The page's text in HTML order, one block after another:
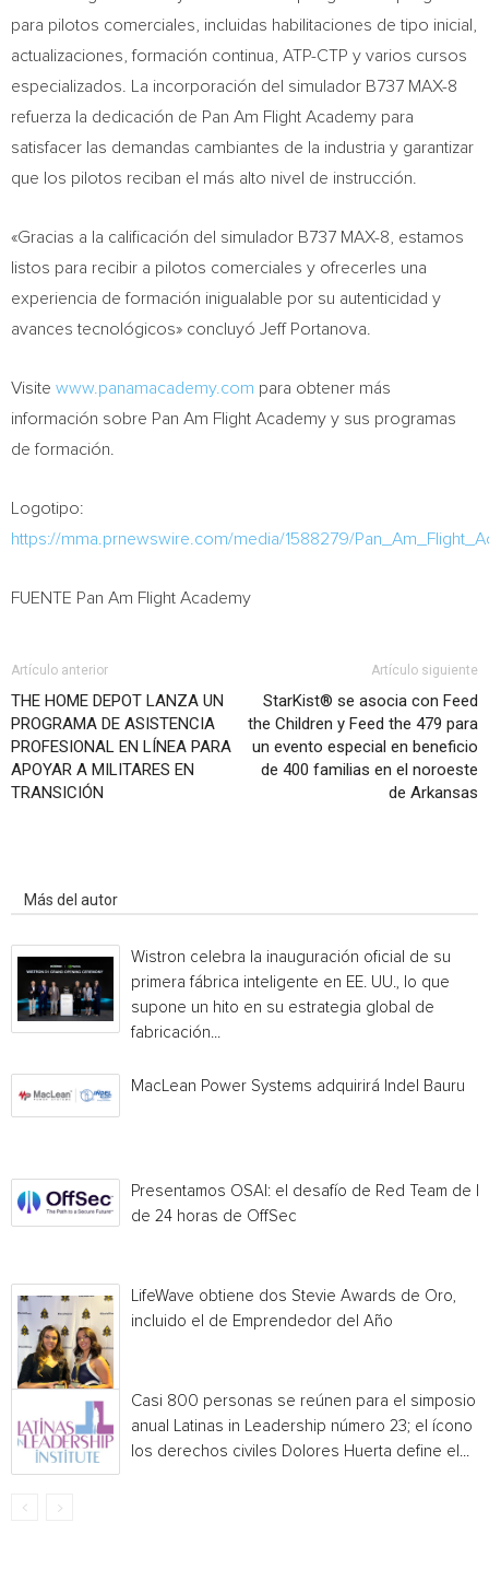
para pilotos comerciales, incluidas habilitaciones de tipo inicial,
actualizaciones, formación continua, ATP-CTP y varios cursos
especializados. La incorporación del simulador B737 MAX-8
refuerza la dedicación de Pan Am Flight Academy para
satisfacer las demandas cambiantes de la industria y garantizar
que los pilotos reciban el más alto nivel de instrucción.
«Gracias a la calificación del simulador B737 MAX-8, estamos
listos para recibir a pilotos comerciales y ofrecerles una
experiencia de formación inigualable por su autenticidad y
avances tecnológicos» concluyó Jeff Portanova
Visite www.panamacademy.com para obtener más
información sobre Pan Am Flight Academy y sus programas
de formación.
Logotipo:
https://mma.prnewswire.com/media/1588279/
FUENTE Pan Am Flight Academy
Artículo anterior
THE HOME DEPOT LANZA UN
PROGRAMA DE ASISTENCIA
PROFESIONAL EN LÍNEA PARA
APOYAR A MILITARES EN
TRANSICIÓN
Artículo siguiente
StarKist® se asocia con Feed
the Children y Feed the 479 para
un evento especial en beneficio
de 400 familias en el noroeste
de Arkansas
Más del autor
Wistron celebra la inauguración oficial de su
primera fábrica inteligente en EE. UU., lo que
supone un hito en su estrategia global de
fabricación...
MacLean Power Systems adquirirá Indel Bauru
Presentamos OSAI: el desafío de Red Team de IA
de 24 horas de OffSec
LifeWave obtiene dos Stevie Awards de Oro,
incluido el de Emprendedor del Año
Casi 800 personas se reúnen para el simposio
anual Latinas in Leadership número 23; el ícono
los derechos civiles Dolores Huerta define el...